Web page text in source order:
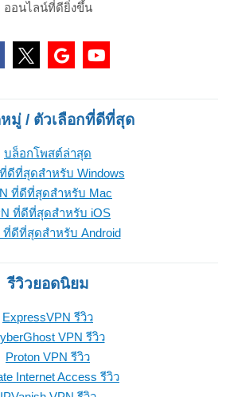
ออนไลน์ที่ดียิ่งขึ้น
มู่ / ตัวเลือกที่ดีที่สุด
บล็อกโพสต์ล่าสุด
ดีที่สุดสำหรับ Windows
ที่ดีที่สุดสำหรับ Mac
ที่ดีที่สุดสำหรับ iOS
ที่ดีที่สุดสำหรับ Android
รีวิวยอดนิยม
ExpressVPN รีวิว
VPN รีวิว
Proton VPN รีวิว
Internet Access รีวิว